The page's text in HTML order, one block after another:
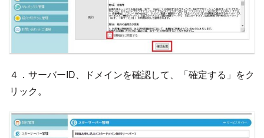
４．サーバーID、ドメインを確認して、「確定する」をク
リック。